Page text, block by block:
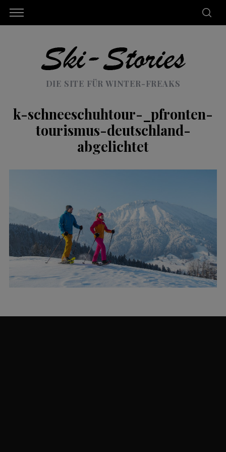
DIE SITE FÜR WINTER-FREAKS
k-schneeschuhtour-_pfronten-
tourismus-deutschland-
abgelichtet